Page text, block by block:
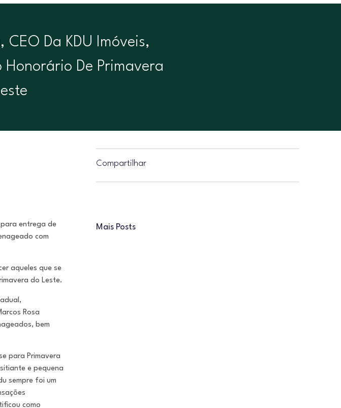
Da KDU Imóveis,
Honorário De Primavera
para entrega de
com
aqueles que se
do Leste.
Rosa
bem
para Primavera
e pequena
sempre foi um
como
Compartilhar
Mais Posts